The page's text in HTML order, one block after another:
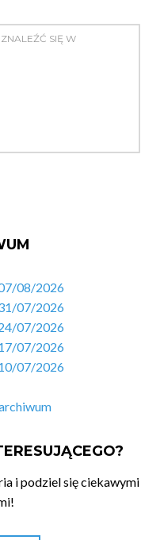
08/2026
07/2026
07/2026
07/2026
07/2026
i podziel się ciekawymi